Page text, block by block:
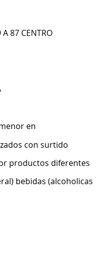
A 87 CENTRO
en
con surtido
productos diferentes
bebidas (alcoholicas